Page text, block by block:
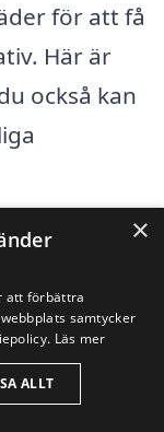
för att få
Här är
också kan
×
att förbättra
samtycker
Läs mer
ALLT